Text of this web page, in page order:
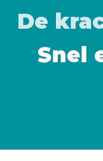
De
Snel